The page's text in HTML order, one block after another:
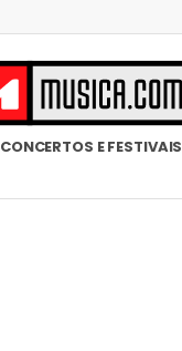
CONCERTOS E FESTIVAIS